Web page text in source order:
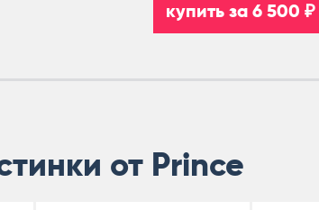
купить за 6 500 ₽
от Prince